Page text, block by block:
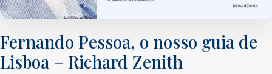
Fernando Pessoa, o nosso guia de
Lisboa – Richard Zenith